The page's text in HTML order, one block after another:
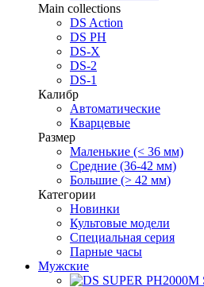
Main collections
DS Action
DS PH
DS-X
DS-2
DS-1
Калибр
Автоматические
Кварцевые
Размер
Маленькие (< 36 мм)
Средние (36-42 мм)
Большие (> 42 мм)
Категории
Новинки
Культовые модели
Специальная серия
Парные часы
Мужские